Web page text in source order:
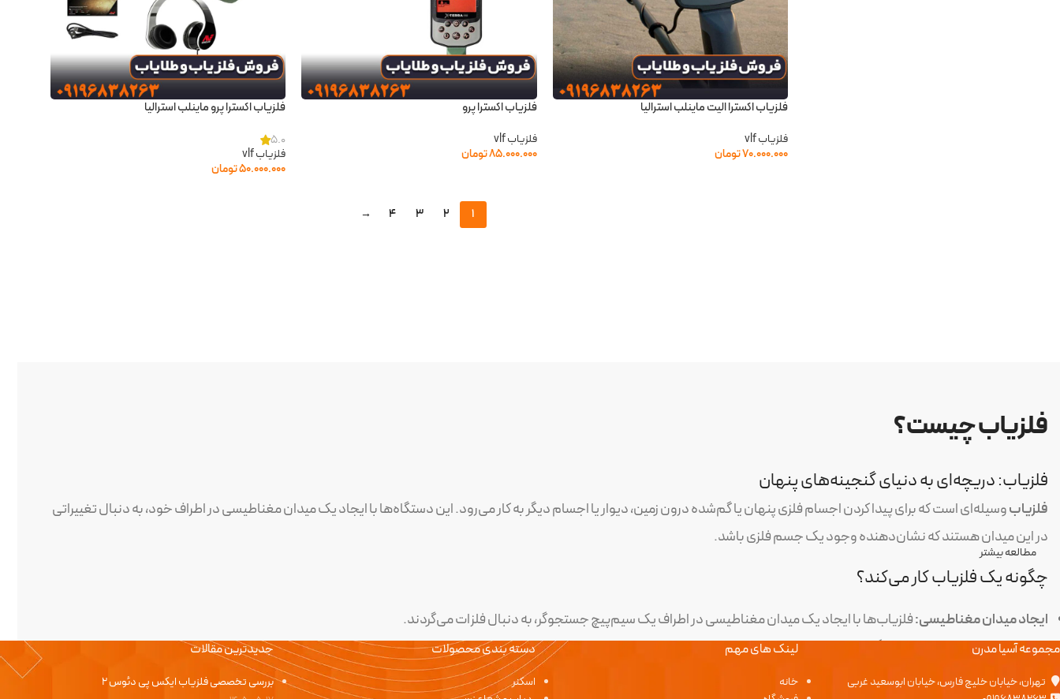
فلزیاب اکسترا الیت ماینلب استرالیا
فلزیاب vlf
۷۰.۰۰۰.۰۰۰تومان
فلزیاب اکسترا پرو
فلزیاب vlf
۸۵.۰۰۰.۰۰۰تومان
فلزیاب اکسترا پرو ماینلب استرالیا
5.0
فلزیاب vlf
۵۰.۰۰۰.۰۰۰تومان
1
2
3
4
→
فلزیاب چیست؟
فلزیاب: دریچه‌ای به دنیای گنجینه‌های پنهان
فلزیابوسیله‌ای است که برای پیدا کردن اجسام فلزی پنهان یا گم‌شده درون زمین، دیوار یا اجسام دیگر به کار می‌رود. این دستگاه‌ها با ایجاد یک میدان مغناطیسی در اطراف خود، به دنبال تغییراتی
در این میدان هستند که نشان‌دهنده وجود یک جسم فلزی باشد.
چگونه یک فلزیاب کار می‌کند؟
ایجاد میدان مغناطیسی:فلزیاب‌ها با ایجاد یک میدان مغناطیسی در اطراف یک سیم‌پیچ جستجوگر، به دنبال فلزات می‌گردند.
تغییر در میدان مغناطیسی:هنگامی که یک جسم فلزی وارد این میدان می‌شود، باعث ایجاد یک جریان الکتریکی القایی در آن جسم می‌شود. این جریان الکتریکی، به نوبه خود، یک میدان
مغناطیسی کوچک ایجاد می‌کند که می‌تواند توسط فلزیاب تشخیص داده شود.
مطالعه بیشتر
مجموعه آسیا مدرن
تهران، خیابان خلیج فارس، خیابان ابوسعید غربی
لینک های مهم
خانه
دسته بندی محصولات
اسکنر
جدیدترین مقالات
بررسی تخصصی فلزیاب ایکس پی دئوس 2